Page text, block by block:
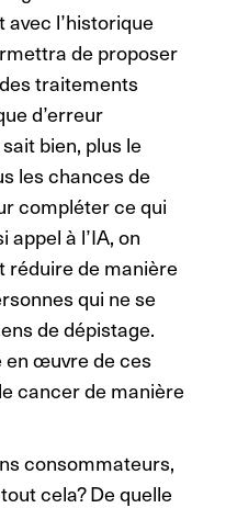
l’historique
de proposer
traitements
d’erreur
bien, plus le
les chances de
compléter ce qui
à l’IA, on
réduire de manière
qui ne se
de dépistage.
en œuvre de ces
cancer de manière
consommateurs,
cela? De quelle